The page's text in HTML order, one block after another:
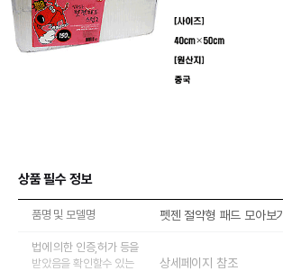
상품 필수 정보
품명 및 모델명 펫젠 절약형 패드 모아보기
법에 의한 인증,허가 등을
받았음을 확인할수 있는
상세페이지 참조